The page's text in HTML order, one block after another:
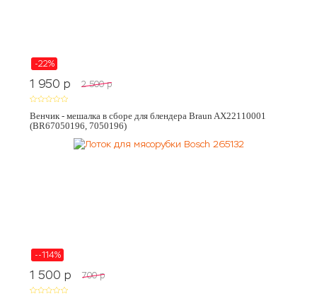
-22%
1 950 p 2 500 p
Венчик - мешалка в сборе для блендера Braun AX22110001
(BR67050196, 7050196)
--114%
1 500 p 700 p